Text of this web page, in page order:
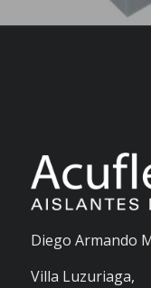
Diego Armando
Villa Luzuriaga,